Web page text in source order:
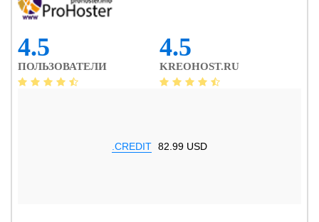
4.5
ПОЛЬЗОВАТЕЛИ
4.5
KREOHOST.RU
.CREDIT 82.99 USD